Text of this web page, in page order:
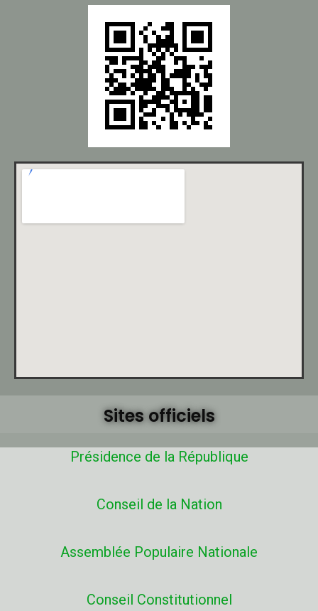
Sites officiels
Présidence de la République
Conseil de la Nation
Assemblée Populaire Nationale
Conseil Constitutionnel